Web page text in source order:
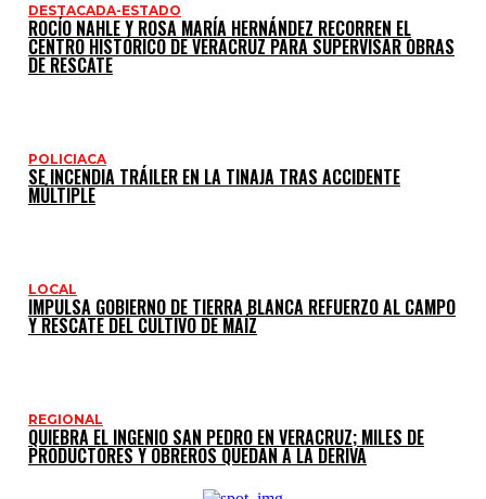
DESTACADA-ESTADO
ROCÍO NAHLE Y ROSA MARÍA HERNÁNDEZ RECORREN EL
CENTRO HISTÓRICO DE VERACRUZ PARA SUPERVISAR OBRAS
DE RESCATE
POLICIACA
SE INCENDIA TRÁILER EN LA TINAJA TRAS ACCIDENTE
MÚLTIPLE
LOCAL
IMPULSA GOBIERNO DE TIERRA BLANCA REFUERZO AL CAMPO
Y RESCATE DEL CULTIVO DE MAÍZ
REGIONAL
QUIEBRA EL INGENIO SAN PEDRO EN VERACRUZ; MILES DE
PRODUCTORES Y OBREROS QUEDAN A LA DERIVA